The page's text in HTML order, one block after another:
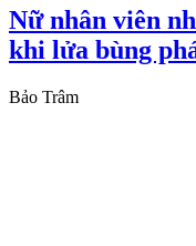
Nữ nhân viên
khi lửa bùng
Bảo Trâm